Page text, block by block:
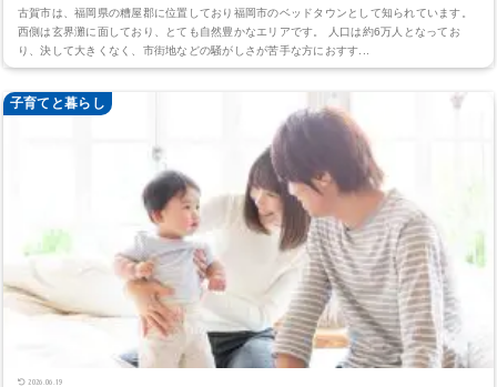
古賀市は、福岡県の糟屋郡に位置しており福岡市のベッドタウンとして知られています。
西側は玄界灘に面しており、とても自然豊かなエリアです。 人口は約6万人となってお
り、決して大きくなく、市街地などの騒がしさが苦手な方におすす...
子育てと暮らし
2026.06.19